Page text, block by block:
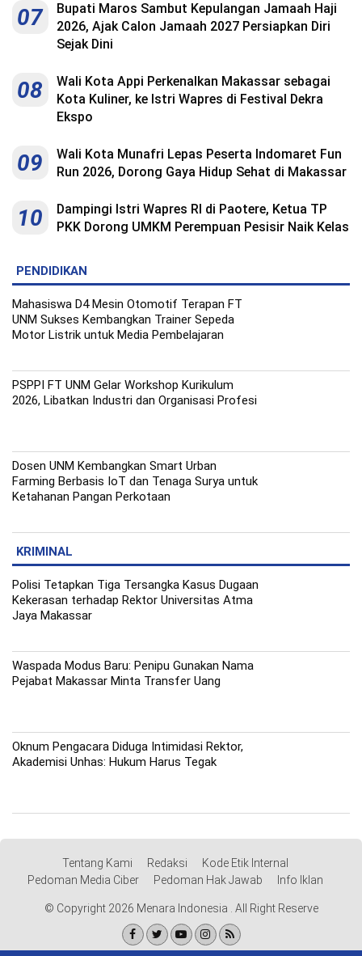
07
Bupati Maros Sambut Kepulangan Jamaah Haji
2026, Ajak Calon Jamaah 2027 Persiapkan Diri
Sejak Dini
08
Wali Kota Appi Perkenalkan Makassar sebagai
Kota Kuliner, ke Istri Wapres di Festival Dekra
Ekspo
09
Wali Kota Munafri Lepas Peserta Indomaret Fun
Run 2026, Dorong Gaya Hidup Sehat di Makassar
10
Dampingi Istri Wapres RI di Paotere, Ketua TP
PKK Dorong UMKM Perempuan Pesisir Naik Kelas
PENDIDIKAN
Mahasiswa D4 Mesin Otomotif Terapan FT
UNM Sukses Kembangkan Trainer Sepeda
Motor Listrik untuk Media Pembelajaran
PSPPI FT UNM Gelar Workshop Kurikulum
2026, Libatkan Industri dan Organisasi Profesi
Dosen UNM Kembangkan Smart Urban
Farming Berbasis IoT dan Tenaga Surya untuk
Ketahanan Pangan Perkotaan
KRIMINAL
Polisi Tetapkan Tiga Tersangka Kasus Dugaan
Kekerasan terhadap Rektor Universitas Atma
Jaya Makassar
Waspada Modus Baru: Penipu Gunakan Nama
Pejabat Makassar Minta Transfer Uang
Oknum Pengacara Diduga Intimidasi Rektor,
Akademisi Unhas: Hukum Harus Tegak
Tentang Kami Redaksi
Kode Etik Internal
Pedoman Media Ciber
Pedoman Hak Jawab Info Iklan
© Copyright 2026 Menara Indonesia . All Right Reserve